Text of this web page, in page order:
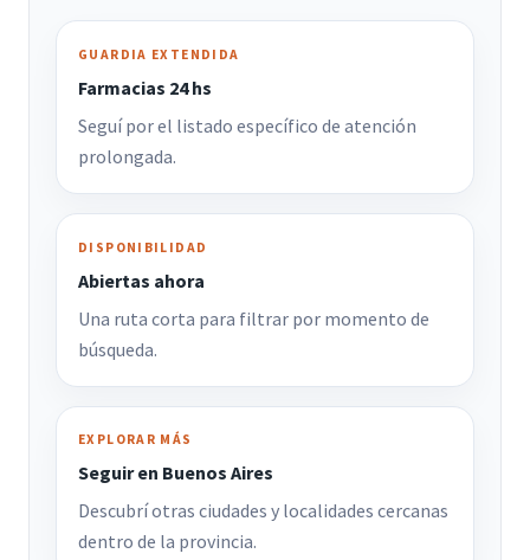
GUARDIA EXTENDIDA
Farmacias 24 hs
Seguí por el listado específico de atención
prolongada.
DISPONIBILIDAD
Abiertas ahora
Una ruta corta para filtrar por momento de
búsqueda.
EXPLORAR MÁS
Seguir en Buenos Aires
Descubrí otras ciudades y localidades cercanas
dentro de la provincia.